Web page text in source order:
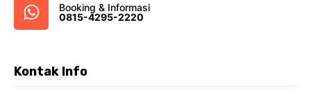
Booking & Informasi
0815-4295-2220
Kontak Info